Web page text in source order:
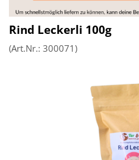
Rind Leckerli 100g
(Art.Nr.: 300071)